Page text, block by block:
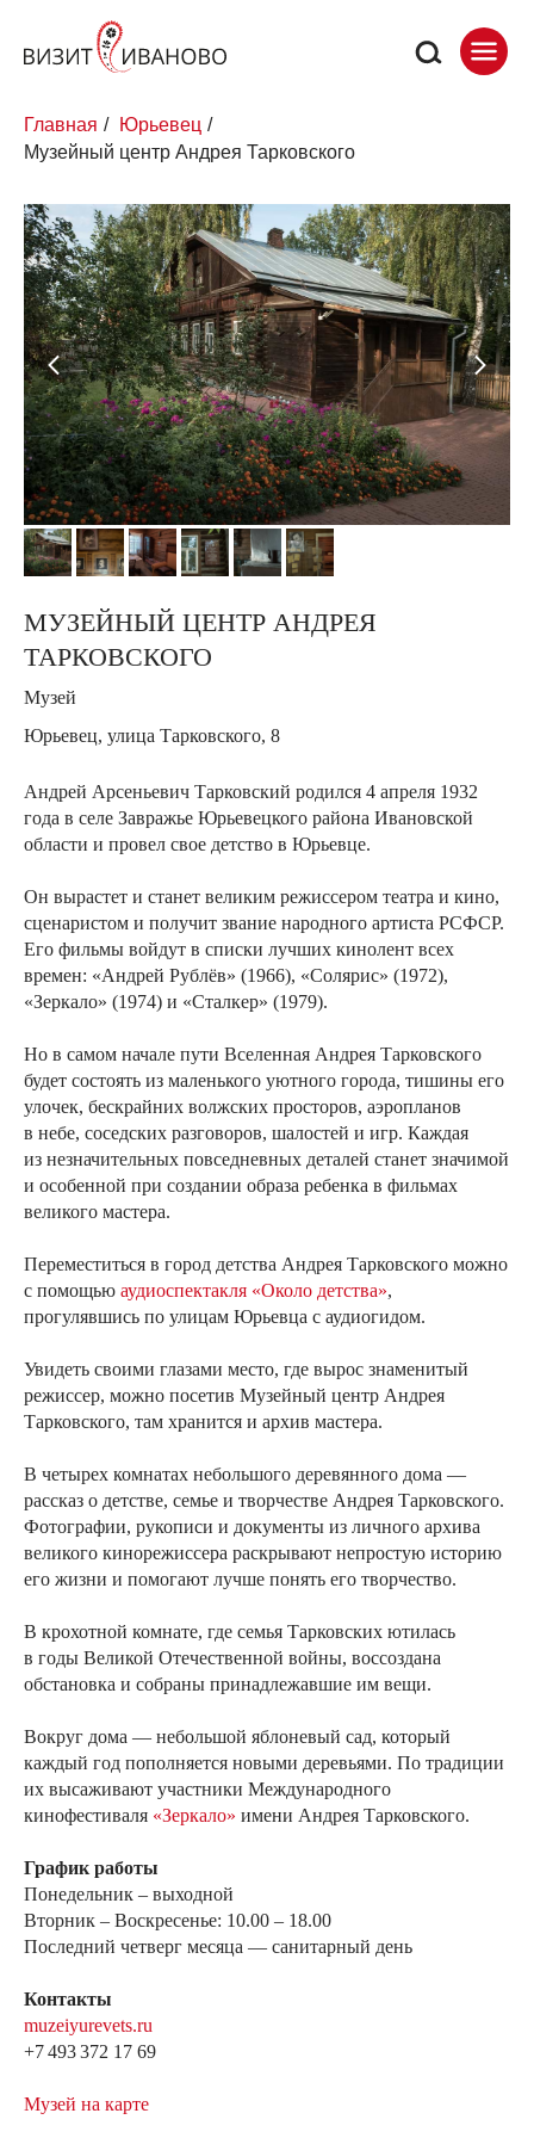
Главная / Юрьевец /
Музейный центр Андрея Тарковского
МУЗЕЙНЫЙ ЦЕНТР АНДРЕЯ
ТАРКОВСКОГО
Музей
Юрьевец, улица Тарковского, 8
Андрей Арсеньевич Тарковский родился 4 апреля 1932
года в селе Завражье Юрьевецкого района Ивановской
области и провел свое детство в Юрьевце.
Он вырастет и станет великим режиссером театра и кино,
сценаристом и получит звание народного артиста РСФСР.
Его фильмы войдут в списки лучших кинолент всех
времен: «Андрей Рублёв» (1966), «Солярис» (1972),
«Зеркало» (1974) и «Сталкер» (1979).
Но в самом начале пути Вселенная Андрея Тарковского
будет состоять из маленького уютного города, тишины его
улочек, бескрайних волжских просторов, аэропланов
в небе, соседских разговоров, шалостей и игр. Каждая
из незначительных повседневных деталей станет значимой
и особенной при создании образа ребенка в фильмах
великого мастера.
Переместиться в город детства Андрея Тарковского можно
с помощью аудиоспектакля «Около детства»,
прогулявшись по улицам Юрьевца с аудиогидом.
Увидеть своими глазами место, где вырос знаменитый
режиссер, можно посетив Музейный центр Андрея
Тарковского, там хранится и архив мастера.
В четырех комнатах небольшого деревянного дома —
рассказ о детстве, семье и творчестве Андрея Тарковского.
Фотографии, рукописи и документы из личного архива
великого кинорежиссера раскрывают непростую историю
его жизни и помогают лучше понять его творчество.
В крохотной комнате, где семья Тарковских ютилась
в годы Великой Отечественной войны, воссоздана
обстановка и собраны принадлежавшие им вещи.
Вокруг дома — небольшой яблоневый сад, который
каждый год пополняется новыми деревьями. По традиции
их высаживают участники Международного
кинофестиваля «Зеркало» имени Андрея Тарковского.
График работы
Понедельник – выходной
Вторник – Воскресенье: 10.00 – 18.00
Последний четверг месяца — санитарный день
Контакты
muzeiyurevets.ru
+7 493 372 17 69
Музей на карте